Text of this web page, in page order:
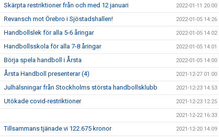
Skärpta restriktioner från och med 12 januari 2022-01-11 20:00
Revansch mot Örebro i Sjöstadshallen! 2022-01-05 14:26
Handbollslek för alla 5-6 åringar 2022-01-05 14:02
Handbollsskola för alla 7-8 åringar 2022-01-05 14:01
Börja spela handboll i Årsta 2022-01-05 14:00
Årsta Handboll presenterar (4) 2021-12-27 01:00
Julhälsningar från Stockholms största handbollsklubb 2021-12-23 14:53
Utökade covid-restriktioner 2021-12-23 12:25
2021-12-22 16:33
Tillsammans tjänade vi 122.675 kronor 2021-12-20 14:09